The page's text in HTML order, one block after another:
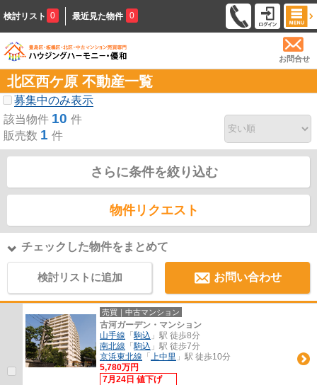
検討リスト 0 最近見た物件 0
お問合せ
北区西ケ原 不動産一覧
募集中のみ表示
該当物件 10 件
販売数 1 件
さらに条件を絞り込む
物件リクエスト
チェックした物件をまとめて
検討リストに追加 お問い合わせ
売買｜中古マンション
古河ガーデン・マンション
山手線 「駒込 」駅 徒歩8分
南北線 「駒込 」駅 徒歩7分
京浜東北線 「 上中里 」駅 徒歩10分
5,780万円
7月24日 値下げ